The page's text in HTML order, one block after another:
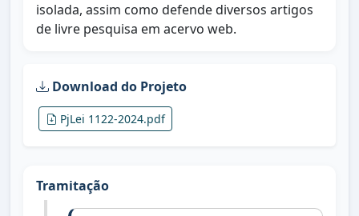
isolada, assim como defende diversos artigos
de livre pesquisa em acervo web.
Download do Projeto
PjLei 1122-2024.pdf
Tramitação